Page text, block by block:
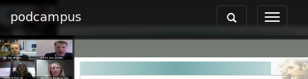
podcampus
Toggle
Toggle